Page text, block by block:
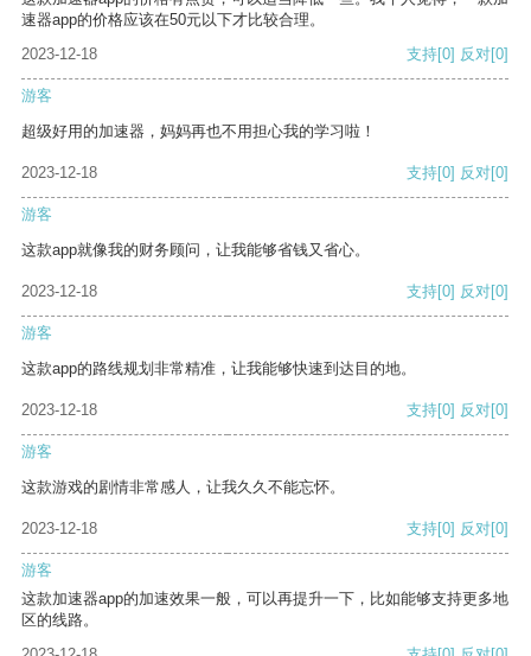
速器app的价格应该在50元以下才比较合理。
2023-12-18
支持[0] 反对[0]
游客
超级好用的加速器，妈妈再也不用担心我的学习啦！
2023-12-18 支持[0] 反对[0]
游客
这款app就像我的财务顾问，让我能够省钱又省心。
2023-12-18 支持[0] 反对[0]
游客
这款app的路线规划非常精准，让我能够快速到达目的地。
2023-12-18 支持[0] 反对[0]
游客
这款游戏的剧情非常感人，让我久久不能忘怀。
2023-12-18 支持[0] 反对[0]
游客
这款加速器app的加速效果一般，可以再提升一下，比如能够支持更多地
区的线路。